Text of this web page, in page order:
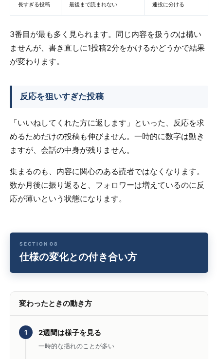
長すぎる投稿 最後まで読まれない 連投に分ける
3番目が最も多く見られます。同じ内容を扱うのは構い
ませんが、書き直しに1投稿2分をかけるかどうかで結果
が変わります。
反応を狙いすぎた投稿
「いいねしてくれた方に返します」といった、反応を求
めるためだけの投稿も伸びません。一時的に数字は動き
ますが、会話の中身が残りません。
集まるのも、内容に関心のある読者ではなくなります。
数か月後に振り返ると、フォロワーは増えているのに反
応が薄いという状態になります。
仕様の変化との付き合い方
変わったときの動き方
1 2週間は様子を見る
一時的な揺れのことが多い